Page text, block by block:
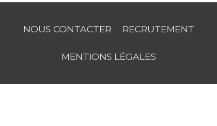
NOUS CONTACTER RECRUTEMENT
MENTIONS LÉGALES